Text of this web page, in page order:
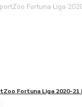
Fortuna Liga 2020-21